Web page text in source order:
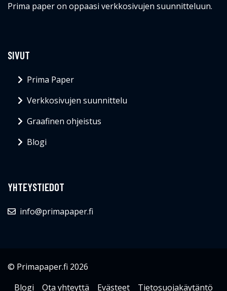
Prima paper on oppaasi verkkosivujen suunnitteluun.
SIVUT
Prima Paper
Verkkosivujen suunnittelu
Graafinen ohjeistus
Blogi
YHTEYSTIEDOT
info@primapaper.fi
© Primapaper.fi 2026
Blogi
Ota yhteyttä Evästeet Tietosuojakäytäntö